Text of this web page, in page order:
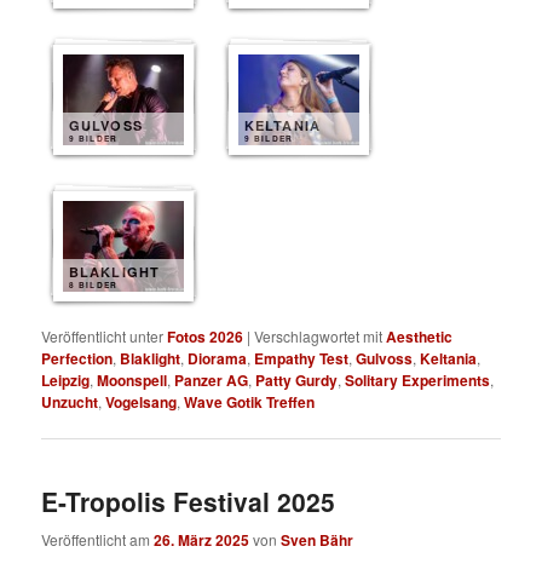
GULVOSS
9 BILDER
KELTANIA
9 BILDER
BLAKLIGHT
8 BILDER
Veröffentlicht unterFotos 2026 |Verschlagwortet mitAesthetic
Perfection, Blaklight, Diorama, Empathy Test,Gulvoss,Keltania,
Leipzig,Moonspell, Panzer AG, Patty Gurdy,Solitary Experiments,
Unzucht,Vogelsang,Wave Gotik Treffen
E-Tropolis Festival 2025
Veröffentlicht am26. März 2025vonSven Bähr